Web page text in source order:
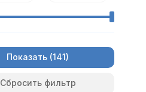
Показать
Сбросить фильтр